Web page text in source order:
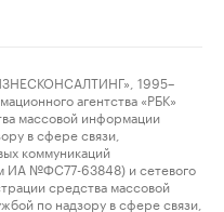
1995–
агентства «РБК»
массовой информации
в сфере связи,
коммуникаций
ИА №ФС77-63848) и сетевого
средства массовой
по надзору в сфере связи,